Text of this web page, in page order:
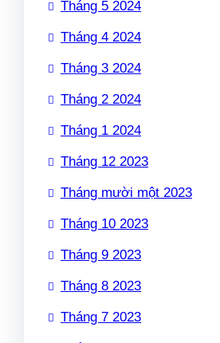
Tháng 5 2024
Tháng 4 2024
Tháng 3 2024
Tháng 2 2024
Tháng 1 2024
Tháng 12 2023
Tháng mười một 2023
Tháng 10 2023
Tháng 9 2023
Tháng 8 2023
Tháng 7 2023